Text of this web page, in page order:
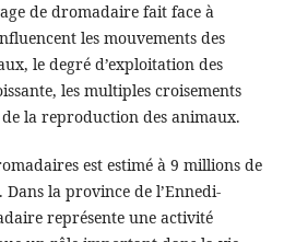
de dromadaire fait face à
les mouvements des
le degré d’exploitation des
les multiples croisements
la reproduction des animaux.
est estimé à 9 millions de
la province de l’Ennedi-
représente une activité